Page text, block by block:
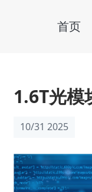
首页
1.6T光模
10/31 2025